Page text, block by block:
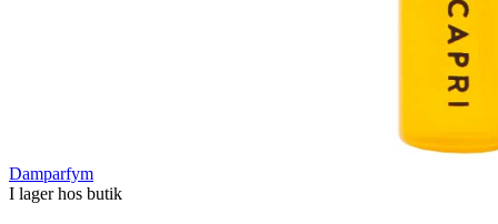
Damparfym
I lager hos butik